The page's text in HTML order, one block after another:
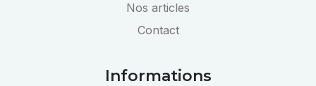
Nos articles
Contact
Informations